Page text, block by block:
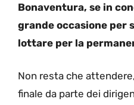
Bonaventura, se in
grande occasione per
lottare per la
Non resta che
finale da parte dei